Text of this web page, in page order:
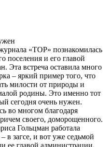
«ТОР» познакомилась
поселения и его главой
Эта встреча оставила много
– яркий пример того, что
милости от природы и
родины. Это именно тот
сегодня очень нужен.
во многом благодаря
своего, доморощенного.
Гольцман работала
в загсе, и вот уже седьмой
ее главой администрации.